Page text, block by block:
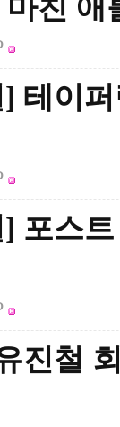
친 애
테이
포스
진철